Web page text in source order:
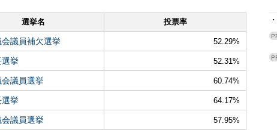
選挙名 投票率
議員補欠選挙 52.29%
挙 52.31%
議員選挙 60.74%
挙 64.17%
議員選挙 57.95%
・